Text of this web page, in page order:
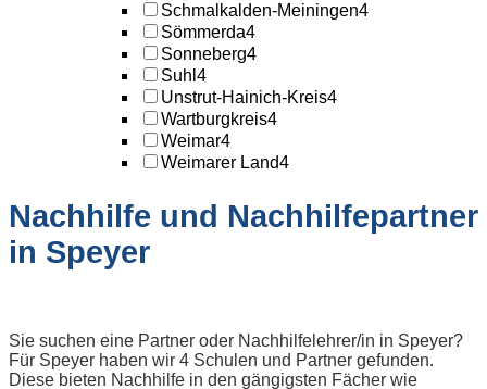
Schmalkalden-Meiningen4
Sömmerda4
Sonneberg4
Suhl 4
Unstrut-Hainich-Kreis4
Wartburgkreis4
Weimar4
Weimarer Land4
Nachhilfe und Nachhilfepartner
in Speyer
Sie suchen eine Partner oder Nachhilfelehrer/in in Speyer?
Für Speyer haben wir 4 Schulen und Partner gefunden.
Diese bieten Nachhilfe in den gängigsten Fächer wie